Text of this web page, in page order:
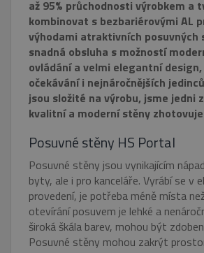
až 95% průchodnosti výrobkem a
kombinovat s bezbariérovými AL
výhodami atraktivních posuvných
snadná obsluha s možností
ovládání a velmi elegantní
očekávání i nejnáročnějších
jsou složité na výrobu, jsme jedni
kvalitní a moderní stěny
Posuvné stěny HS Portal
Posuvné stěny jsou vynikajícím
byty, ale i pro kanceláře. Vyrábí se v
provedení, je potřeba méně místa
otevírání posuvem je lehké a
široká škála barev, mohou být
Posuvné stěny mohou zakrýt